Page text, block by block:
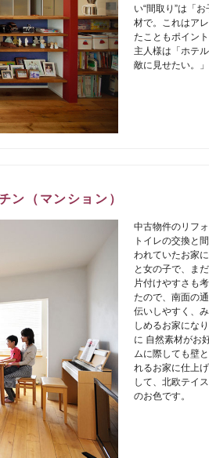
い“間取り”は「
材で。これはア
たこともポイン
主人様は「ホテ
敵に見せたい。
ン（マンション）
中古物件のリフ
トイレの交換と
われていたお家
と女の子で、ま
片付けやすさも
たので、南面の
伝いしやすく、
しめるお家にな
に 自然素材がお
ムに際しても壁
れるお家に仕上
して、北欧テイ
のお色です。